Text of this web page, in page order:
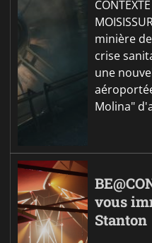
minière
crise
une
Molina"
vous
Stanton